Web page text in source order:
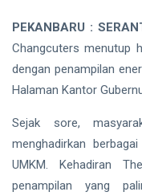
Pelajar di
Pekanbaru,
Selidiki
Dugaan
Penganiayaan
06 Aug,
2026
7
views
INDRAGIRI
Inhu Minta
ASN
Tingkatkan
Kinerja dan
06
Aug,
8
views
RIAU
PEKANBARU :
Changcuters menutup
dengan penampilan
Halaman Kantor
Sejak sore,
menghadirkan
UMKM. Kehadiran
penampilan yang